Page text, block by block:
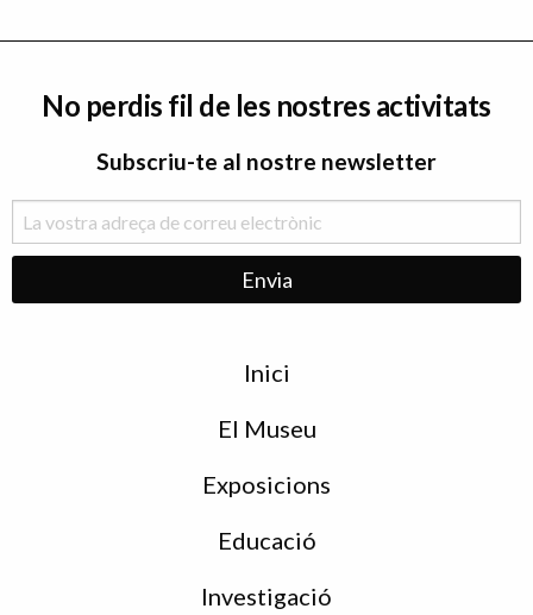
No perdis fil de les nostres activitats
Subscriu-te al nostre newsletter
Inici
El Museu
Exposicions
Educació
Investigació